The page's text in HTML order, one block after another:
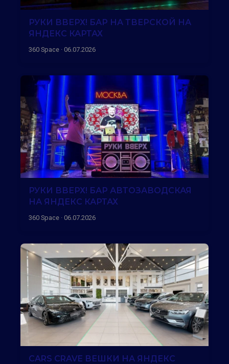
РУКИ ВВЕРХ! БАР НА ТВЕРСКОЙ НА
ЯНДЕКС КАРТАХ
360 Space · 06.07.2026
РУКИ ВВЕРХ! БАР АВТОЗАВОДСКАЯ
НА ЯНДЕКС КАРТАХ
360 Space · 06.07.2026
CARS CRAVE ВЕШКИ НА ЯНДЕКС